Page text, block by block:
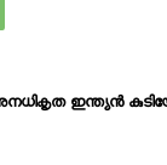
ഇന്ത്യൻ